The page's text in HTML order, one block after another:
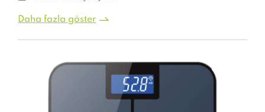
Daha fazla göster